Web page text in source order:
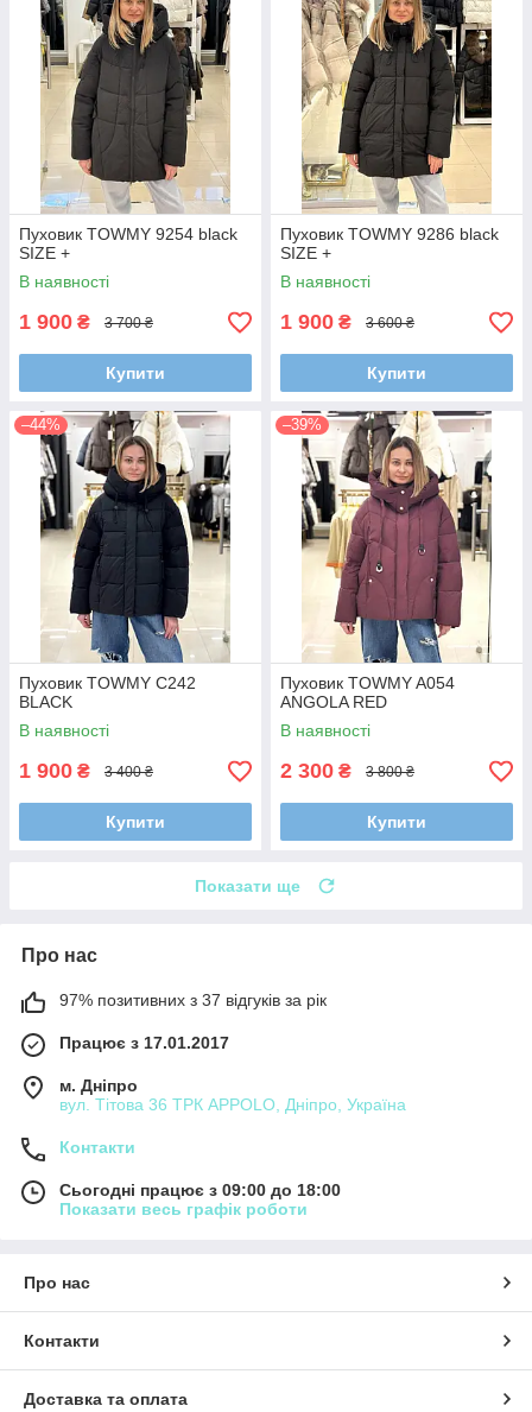
Пуховик TOWMY 9254 black
SIZE +
В наявності
1 900 ₴ 3 700 ₴
Купити
Пуховик TOWMY 9286 black
SIZE +
В наявності
1 900 ₴ 3 600 ₴
Купити
–44%
Пуховик TOWMY C242
BLACK
В наявності
1 900 ₴ 3 400 ₴
Купити
–39%
Пуховик TOWMY A054
ANGOLA RED
В наявності
2 300 ₴ 3 800 ₴
Купити
Показати ще
Про нас
97% позитивних з 37 відгуків за рік
Працює з 17.01.2017
м. Дніпро
вул. Тітова 36 ТРК APPOLO, Дніпро, Україна
Контакти
Сьогодні працює з 09:00 до 18:00
Показати весь графік роботи
Про нас
Контакти
Доставка та оплата